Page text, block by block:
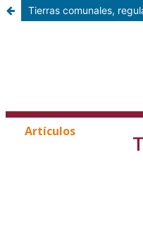
Tierras comunales,